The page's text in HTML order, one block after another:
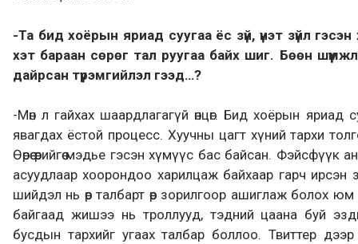
-Та бид хоёрын яриад суугаа ёс зүй, үнэт зүйл
хэт бараан сөрөг тал руугаа байх шиг. Бөөн
дайрсан түрэмгийлэл гээд…?
-Мөн л гайхах шаардлагагүй өнцөг. Бид хоёрын яриад
явагдах ёстой процесс. Хуучны цагт хүний тархи
Өөрөө өөрийгөө мэдье гэсэн хүмүүс бас байсан. Фэйсфүүк
асуудлаар хоорондоо харилцаж байхаар гарч ирсэн
шийдэл нь өөр талбарт өөр зорилгоор ашиглаж болох
байгаад жишээ нь троллууд, тэдний цаана буй
бусдын тархийг угаах талбар боллоо. Твиттер дээр